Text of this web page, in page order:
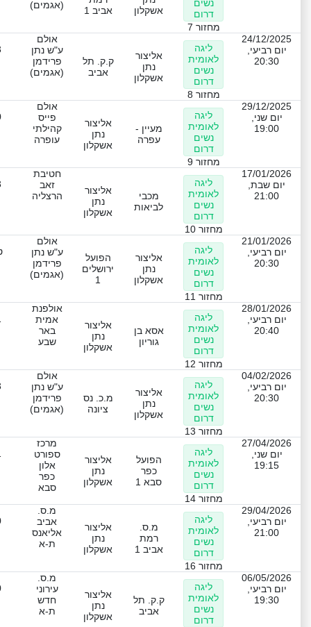
נשים
דרום
מחזור 7
אשקלון
אביב 1
(אגמים)
24/12/2025
יום רביעי,
20:30
ליגה
לאומית
נשים
דרום
מחזור 8
אליצור
נתן
אשקלון
ק.ק. תל
אביב
אולם
ע"ש נתן
פרידמן
(אגמים)
29/12/2025
יום שני,
19:00
ליגה
לאומית
נשים
דרום
מחזור 9
מעיין -
עפרה
אליצור
נתן
אשקלון
אולם
פייס
קהילתי
עופרה
17/01/2026
יום שבת,
21:00
ליגה
לאומית
נשים
דרום
מחזור 10
מכבי
לביאות
אליצור
נתן
אשקלון
חטיבת
זאב
הרצליה
21/01/2026
יום רביעי,
20:30
ליגה
לאומית
נשים
דרום
מחזור 11
אליצור
נתן
אשקלון
הפועל
ירושלים
1
אולם
ע"ש נתן
פרידמן
(אגמים)
28/01/2026
יום רביעי,
20:40
ליגה
לאומית
נשים
דרום
מחזור 12
אסא בן
גוריון
אליצור
נתן
אשקלון
אולפנת
אמית
באר
שבע
04/02/2026
יום רביעי,
20:30
ליגה
לאומית
נשים
דרום
מחזור 13
אליצור
נתן
אשקלון
מ.כ. נס
ציונה
אולם
ע"ש נתן
פרידמן
(אגמים)
27/04/2026
יום שני,
19:15
ליגה
לאומית
נשים
דרום
מחזור 14
הפועל
כפר
סבא 1
אליצור
נתן
אשקלון
מרכז
ספורט
אלון
כפר
סבא
29/04/2026
יום רביעי,
21:00
ליגה
לאומית
נשים
דרום
מחזור 16
מ.ס.
רמת
אביב 1
אליצור
נתן
אשקלון
מ.ס.
אביב
אליאנס
ת-א
06/05/2026
יום רביעי,
19:30
ליגה
לאומית
נשים
דרום
ק.ק. תל
אביב
אליצור
נתן
אשקלון
מ.ס.
עירוני
חדש
ת-א